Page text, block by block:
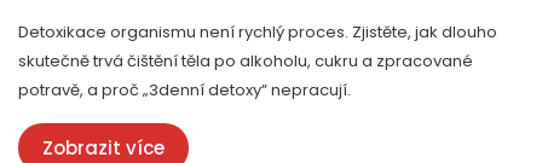
Detoxikace organismu není rychlý proces. Zjistěte, jak dlouho
skutečně trvá čištění těla po alkoholu, cukru a zpracované
potravě, a proč „3denní detoxy“ nepracují.
Zobrazit více